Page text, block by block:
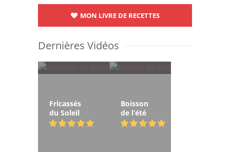
MON LIVRE DE RECETTES
Dernières Vidéos
Fricassés
du Soleil
Boisson
de l’été